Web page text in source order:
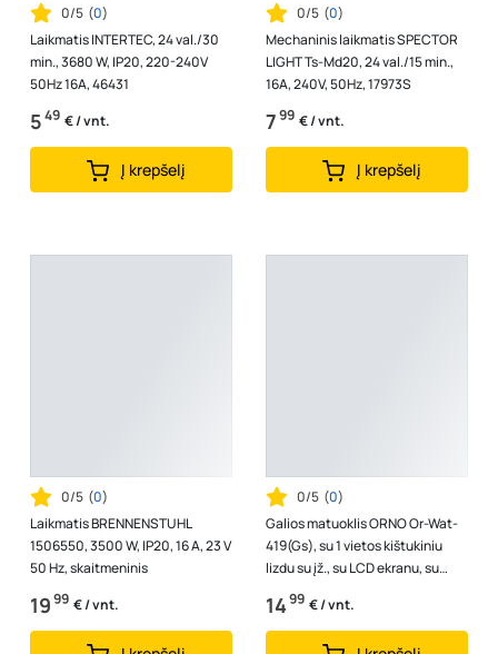
0/5 (0)
Laikmatis INTERTEC, 24 val./30
min., 3680 W, IP20, 220-240V
50Hz 16A, 46431
549 € / vnt.
Į krepšelį
0/5 (0)
Mechaninis laikmatis SPECTOR
LIGHT Ts-Md20, 24 val./15 min.,
16A, 240V, 50Hz, 17973S
799 € / vnt.
Į krepšelį
0/5 (0)
Laikmatis BRENNENSTUHL
1506550, 3500 W, IP20, 16 A, 23 V
50 Hz, skaitmeninis
1999 € / vnt.
0/5 (0)
Galios matuoklis ORNO Or-Wat-
419(Gs), su 1 vietos kištukiniu
lizdu su įž., su LCD ekranu, su
elektros energijos sąnaudų ...
1499 € / vnt.